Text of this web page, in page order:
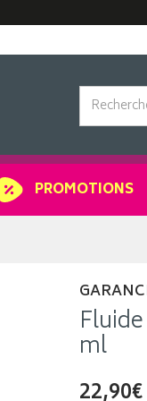
PROMOTIONS
ml